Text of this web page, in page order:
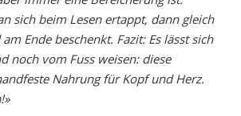
sich beim Lesen ertappt, dann gleich
Ende beschenkt. Fazit: Es lässt sich
noch vom Fuss weisen: diese
Nahrung für Kopf und Herz.